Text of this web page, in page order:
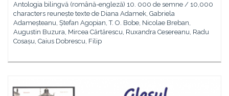
Antologia bilingvă (română-engleză) 10. 000 de semne / 10,000
characters reunește texte de Diana Adamek, Gabriela
Adameșteanu, Ștefan Agopian, T. O. Bobe, Nicolae Breban,
Augustin Buzura, Mircea Cărtărescu, Ruxandra Cesereanu, Radu
Cosașu, Caius Dobrescu, Filip